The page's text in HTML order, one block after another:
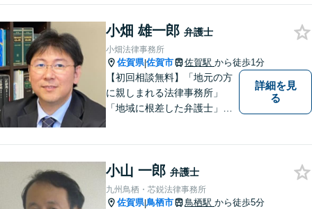
小畑 雄一郎 弁護士
小畑法律事務所
佐賀県|佐賀市 佐賀駅 から徒歩1分
【初回相談無料】「地元の方
に親しまれる法律事務所」
「地域に根差した弁護士」を
など幅広く対応しております
ので、まずはお気軽にご相談
下さい。【JR佐賀駅1分】
詳細を見
る
小山 一郎 弁護士
九州鳥栖・芯鋭法律事務所
佐賀県|鳥栖市 鳥栖駅 から徒歩5分